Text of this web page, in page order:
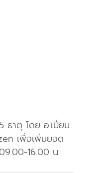
ธาตุ โดย อ.เปี่ยม
เพื่อเพิ่มยอด
16.00 น.